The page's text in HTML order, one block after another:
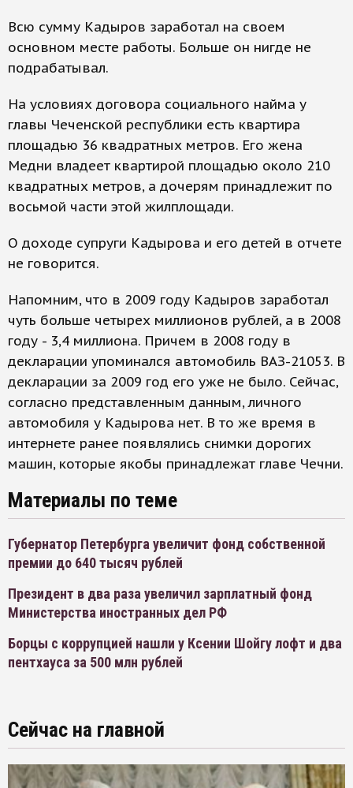
Всю сумму Кадыров заработал на своем
основном месте работы. Больше он нигде не
подрабатывал.
На условиях договора социального найма у
главы Чеченской республики есть квартира
площадью 36 квадратных метров. Его жена
Медни владеет квартирой площадью около 210
квадратных метров, а дочерям принадлежит по
восьмой части этой жилплощади.
О доходе супруги Кадырова и его детей в отчете
не говорится.
Напомним, что в 2009 году Кадыров заработал
чуть больше четырех миллионов рублей, а в 2008
году - 3,4 миллиона. Причем в 2008 году в
декларации упоминался автомобиль ВАЗ-21053. В
декларации за 2009 год его уже не было. Сейчас,
согласно представленным данным, личного
автомобиля у Кадырова нет. В то же время в
интернете ранее появлялись снимки дорогих
машин, которые якобы принадлежат главе Чечни.
Материалы по теме
Губернатор Петербурга увеличит фонд собственной
премии до 640 тысяч рублей
Президент в два раза увеличил зарплатный фонд
Министерства иностранных дел РФ
Борцы с коррупцией нашли у Ксении Шойгу лофт и два
пентхауса за 500 млн рублей
Сейчас на главной